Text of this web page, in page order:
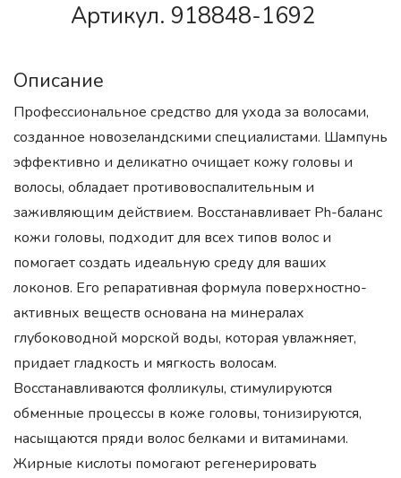
Артикул. 918848-1692
Описание
Профессиональное средство для ухода за волосами,
созданное новозеландскими специалистами. Шампунь
эффективно и деликатно очищает кожу головы и
волосы, обладает противовоспалительным и
заживляющим действием. Восстанавливает Ph-баланс
кожи головы, подходит для всех типов волос и
помогает создать идеальную среду для ваших
локонов. Его репаративная формула поверхностно-
активных веществ основана на минералах
глубоководной морской воды, которая увлажняет,
придает гладкость и мягкость волосам.
Восстанавливаются фолликулы, стимулируются
обменные процессы в коже головы, тонизируются,
насыщаются пряди волос белками и витаминами.
Жирные кислоты помогают регенерировать